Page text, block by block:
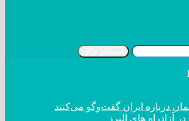
درباره ایران گفت‌و‌گو می‌کنند
آزادراه های البرز